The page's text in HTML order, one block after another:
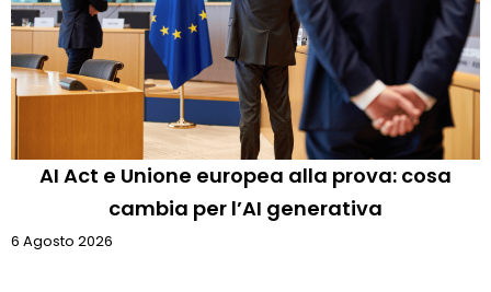
AI Act e Unione europea alla prova: cosa
cambia per l’AI generativa
6 Agosto 2026